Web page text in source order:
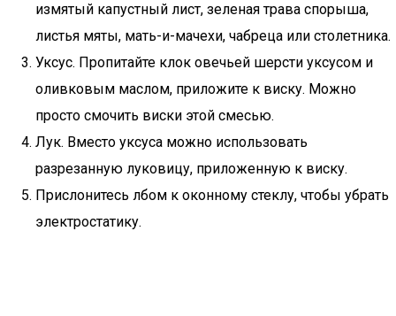
измятый капустный лист, зеленая трава спорыша,
листья мяты, мать-и-мачехи, чабреца или столетника.
Уксус. Пропитайте клок овечьей шерсти уксусом и
оливковым маслом, приложите к виску. Можно
просто смочить виски этой смесью.
Лук. Вместо уксуса можно использовать
разрезанную луковицу, приложенную к виску.
Прислонитесь лбом к оконному стеклу, чтобы убрать
электростатику.